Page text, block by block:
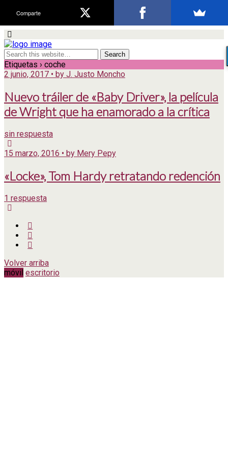
Etiquetas › coche
2 junio, 2017 • by J. Justo Moncho
Nuevo tráiler de «Baby Driver», la película
de Wright que ha enamorado a la crítica
sin respuesta
15 marzo, 2016 • by Mery Pepy
«Locke», Tom Hardy retratando redención
1 respuesta
Volver arriba
móvil escritorio
Comparte